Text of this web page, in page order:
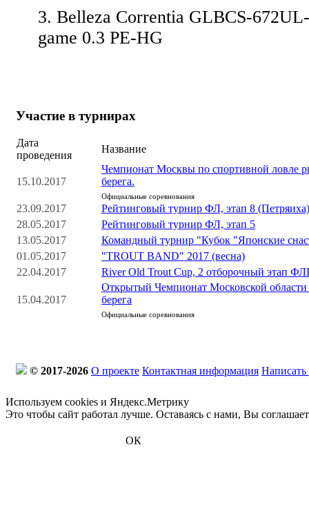
3. Belleza Correntia GLBCS-
game 0.3 PE-HG
Участие в турнирах
Дата
проведения
Название
15.10.2017
Чемпионат Москвы по спортивной ловле
берега.
Официальные соревнования
23.09.2017
Рейтинговый турнир ФЛ, этап 8 (Петряиха)
28.05.2017
Рейтинговый турнир ФЛ, этап 5
13.05.2017
Командный турнир "Кубок "Японские
01.05.2017
"TROUT BAND" 2017 (весна)
22.04.2017
River Old Trout Cup, 2 отборочный этап
15.04.2017
Открытый Чемпионат Московской
берега
Официальные соревнования
© 2017-2026 О проекте Контактная информация
Используем cookies и Яндекс.Метрику
Это чтобы сайт работал лучше. Оставаясь с нами, Вы
ОК